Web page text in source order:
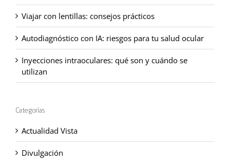
Viajar con lentillas: consejos prácticos
Autodiagnóstico con IA: riesgos para tu salud ocular
Inyecciones intraoculares: qué son y cuándo se
utilizan
Categorías
Actualidad Vista
Divulgación